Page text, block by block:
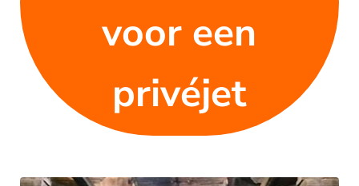
voor een
privéjet